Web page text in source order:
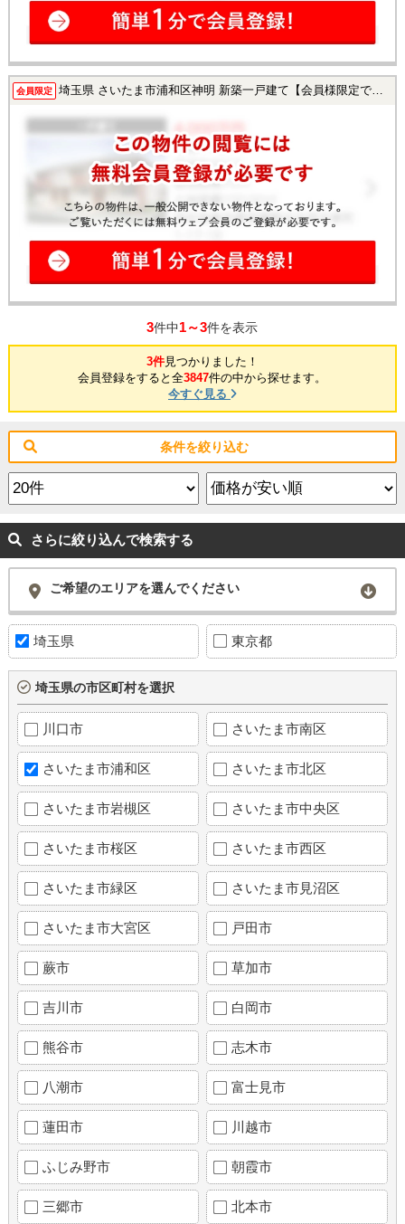
会員限定 埼玉県 さいたま市浦和区神明 新築一戸建て【会員様限定で公開中！】
3件中1～3件を表示
3件見つかりました！
会員登録をすると全3847件の中から探せます。
今すぐ見る
条件を絞り込む
さらに絞り込んで検索する
ご希望のエリアを選んでください
埼玉県 東京都
埼玉県の市区町村を選択
川口市 さいたま市南区
さいたま市浦和区 さいたま市北区
さいたま市岩槻区 さいたま市中央区
さいたま市桜区 さいたま市西区
さいたま市緑区 さいたま市見沼区
さいたま市大宮区 戸田市
蕨市 草加市
吉川市 白岡市
熊谷市 志木市
八潮市 富士見市
蓮田市 川越市
ふじみ野市 朝霞市
三郷市 北本市